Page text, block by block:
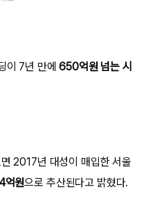
이 7년 만에 650억원 넘는 시
2017년 대성이 매입한 서울
억원으로 추산된다고 밝혔다.